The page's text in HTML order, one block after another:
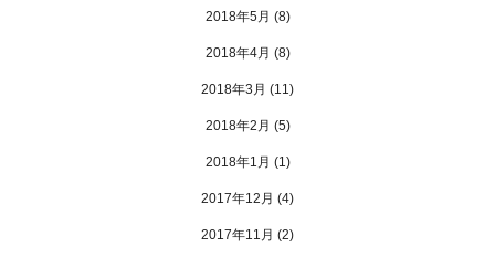
2018年5月 (8)
2018年4月 (8)
2018年3月 (11)
2018年2月 (5)
2018年1月 (1)
2017年12月 (4)
2017年11月 (2)